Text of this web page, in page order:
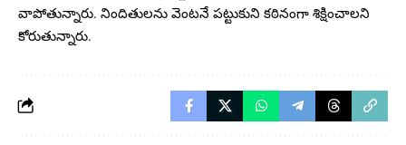
వాపోతున్నారు. నిందితులను వెంటనే పట్టుకుని కఠినంగా శిక్షించాలని
కోరుతున్నారు.